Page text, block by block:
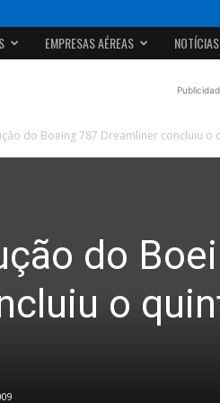
EMPRESAS AÉREAS NOTÍCIAS
do Boeing 787 Dreamliner concluiu o
do
o